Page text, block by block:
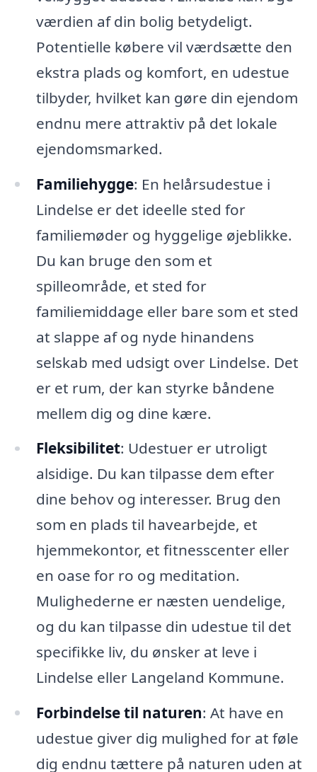
værdien af din bolig betydeligt.
Potentielle købere vil værdsætte den
ekstra plads og komfort, en udestue
tilbyder, hvilket kan gøre din ejendom
endnu mere attraktiv på det lokale
ejendomsmarked.
Familiehygge: En helårsudestue i
Lindelse er det ideelle sted for
familiemøder og hyggelige øjeblikke.
Du kan bruge den som et
spilleområde, et sted for
familiemiddage eller bare som et sted
at slappe af og nyde hinandens
selskab med udsigt over Lindelse. Det
er et rum, der kan styrke båndene
mellem dig og dine kære.
Fleksibilitet: Udestuer er utroligt
alsidige. Du kan tilpasse dem efter
dine behov og interesser. Brug den
som en plads til havearbejde, et
hjemmekontor, et fitnesscenter eller
en oase for ro og meditation.
Mulighederne er næsten uendelige,
og du kan tilpasse din udestue til det
specifikke liv, du ønsker at leve i
Lindelse eller Langeland Kommune.
Forbindelse til naturen: At have en
udestue giver dig mulighed for at føle
dig endnu tættere på naturen uden at